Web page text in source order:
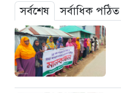
সর্বশেষ সর্বাধিক পঠিত